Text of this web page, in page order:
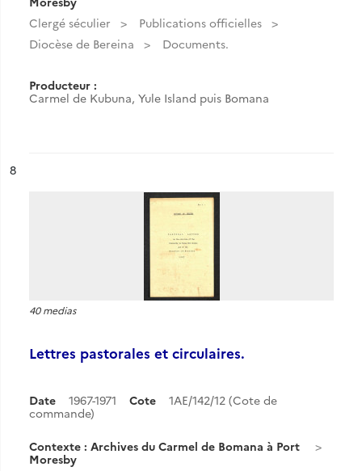
Clergé séculier
Publications officielles
Diocèse de Bereina
Documents.
Producteur :
Carmel de Kubuna, Yule Island puis Bomana
n°
8
40 medias
Lettres pastorales et circulaires.
Date 1967-1971 Cote
1AE/142/12 (Cote de
commande)
Contexte : Archives du Carmel de Bomana à Port
Moresby